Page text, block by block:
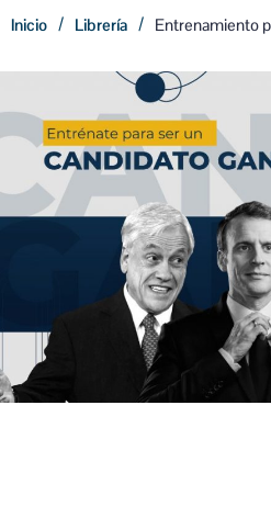
Inicio / Librería / Entrenamiento